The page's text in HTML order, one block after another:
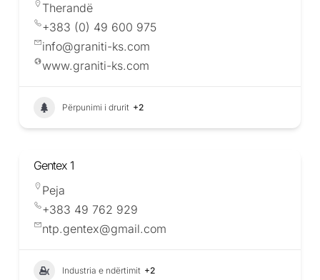
Therandë
+383 (0) 49 600 975
info@graniti-ks.com
www.graniti-ks.com
Përpunimi i drurit +2
Gentex 1
Peja
+383 49 762 929
ntp.gentex@gmail.com
Industria e ndërtimit +2